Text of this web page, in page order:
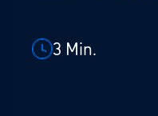
3 Min.